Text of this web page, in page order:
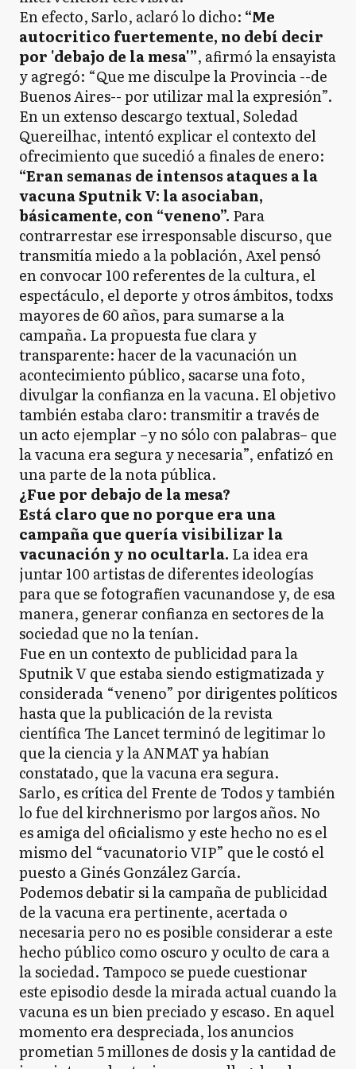
En efecto, Sarlo, aclaró lo dicho: “Me
autocritico fuertemente, no debí decir
por 'debajo de la mesa'”, afirmó la ensayista
y agregó: “Que me disculpe la Provincia --de
Buenos Aires-- por utilizar mal la expresión”.
En un extenso descargo textual, Soledad
Quereilhac, intentó explicar el contexto del
ofrecimiento que sucedió a finales de enero:
“Eran semanas de intensos ataques a la
vacuna Sputnik V: la asociaban,
básicamente, con “veneno”. Para
contrarrestar ese irresponsable discurso, que
transmitía miedo a la población, Axel pensó
en convocar 100 referentes de la cultura, el
espectáculo, el deporte y otros ámbitos, todxs
mayores de 60 años, para sumarse a la
campaña. La propuesta fue clara y
transparente: hacer de la vacunación un
acontecimiento público, sacarse una foto,
divulgar la confianza en la vacuna. El objetivo
también estaba claro: transmitir a través de
un acto ejemplar –y no sólo con palabras– que
la vacuna era segura y necesaria”, enfatizó en
una parte de la nota pública.
¿Fue por debajo de la mesa?
Está claro que no porque era una
campaña que quería visibilizar la
vacunación y no ocultarla. La idea era
juntar 100 artistas de diferentes ideologías
para que se fotografíen vacunandose y, de esa
manera, generar confianza en sectores de la
sociedad que no la tenían.
Fue en un contexto de publicidad para la
Sputnik V que estaba siendo estigmatizada y
considerada “veneno” por dirigentes políticos
hasta que la publicación de la revista
científica The Lancet terminó de legitimar lo
que la ciencia y la ANMAT ya habían
constatado, que la vacuna era segura.
Sarlo, es crítica del Frente de Todos y también
lo fue del kirchnerismo por largos años. No
es amiga del oficialismo y este hecho no es el
mismo del “vacunatorio VIP” que le costó el
puesto a Ginés González García.
Podemos debatir si la campaña de publicidad
de la vacuna era pertinente, acertada o
necesaria pero no es posible considerar a este
hecho público como oscuro y oculto de cara a
la sociedad. Tampoco se puede cuestionar
este episodio desde la mirada actual cuando la
vacuna es un bien preciado y escaso. En aquel
momento era despreciada, los anuncios
prometian 5 millones de dosis y la cantidad de